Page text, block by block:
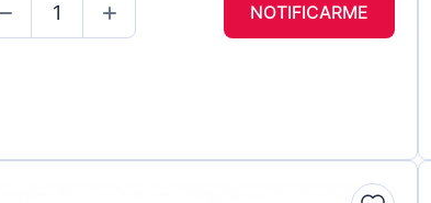
NOTIFICARME